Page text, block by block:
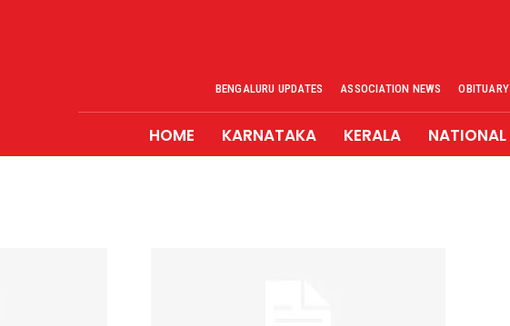
BENGALURU UPDATES ASSOCIATION NEWS OBITUARY
HOME KARNATAKA KERALA NATIONAL